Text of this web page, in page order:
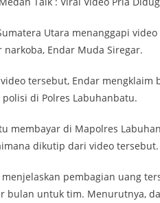
Utara menanggapi
narkoba, Endar Muda Siregar.
tersebut, Endar
di Polres Labuhanbatu.
membayar di Mapolres
dikutip dari video tersebut.
menjelaskan pembagian uang
bulan untuk tim. Menurutnya,